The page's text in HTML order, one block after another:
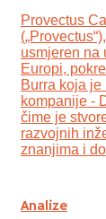
Provectus
usmjeren na
Europi,
Burra koja
kompanije -
čime je
razvojnih
znanjima i
Analize